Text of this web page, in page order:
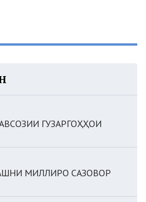
ГУЗАРГОҲҲОИ
МИЛЛИРО САЗОВОР